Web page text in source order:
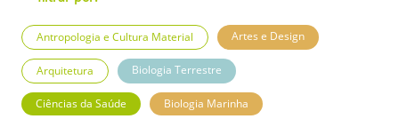
Antropologia e Cultura Material Artes e Design
Arquitetura Biologia Terrestre
Ciências da Saúde Biologia Marinha